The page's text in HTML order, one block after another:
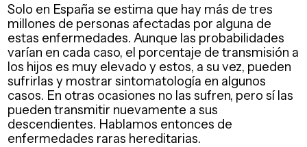
Solo en España se estima que hay más de tres
millones de personas afectadas por alguna de
estas enfermedades. Aunque las probabilidades
varían en cada caso, el porcentaje de transmisión a
los hijos es muy elevado y estos, a su vez, pueden
sufrirlas y mostrar sintomatología en algunos
casos. En otras ocasiones no las sufren, pero sí las
pueden transmitir nuevamente a sus
descendientes. Hablamos entonces de
enfermedades raras hereditarias.